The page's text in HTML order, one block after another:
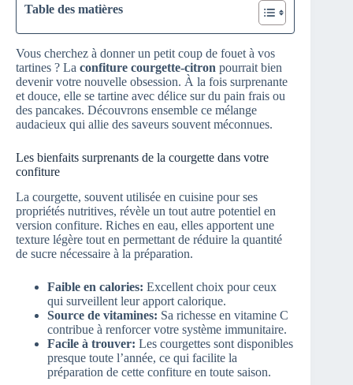
Table des matières
Vous cherchez à donner un petit coup de fouet à vos
tartines ? La confiture courgette-citron pourrait bien
devenir votre nouvelle obsession. À la fois surprenante
et douce, elle se tartine avec délice sur du pain frais ou
des pancakes. Découvrons ensemble ce mélange
audacieux qui allie des saveurs souvent méconnues.
Les bienfaits surprenants de la courgette dans votre
confiture
La courgette, souvent utilisée en cuisine pour ses
propriétés nutritives, révèle un tout autre potentiel en
version confiture. Riches en eau, elles apportent une
texture légère tout en permettant de réduire la quantité
de sucre nécessaire à la préparation.
Faible en calories: Excellent choix pour ceux
qui surveillent leur apport calorique.
Source de vitamines: Sa richesse en vitamine C
contribue à renforcer votre système immunitaire.
Facile à trouver: Les courgettes sont disponibles
presque toute l’année, ce qui facilite la
préparation de cette confiture en toute saison.